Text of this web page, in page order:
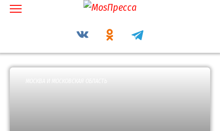
Перейти